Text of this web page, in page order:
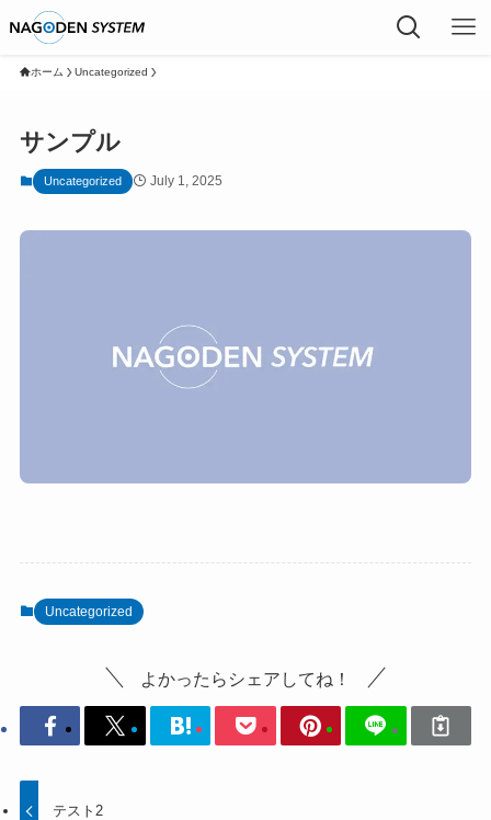
ホーム Uncategorized
サンプル
Uncategorized July 1, 2025
Uncategorized
よかったらシェアしてね！
テスト2